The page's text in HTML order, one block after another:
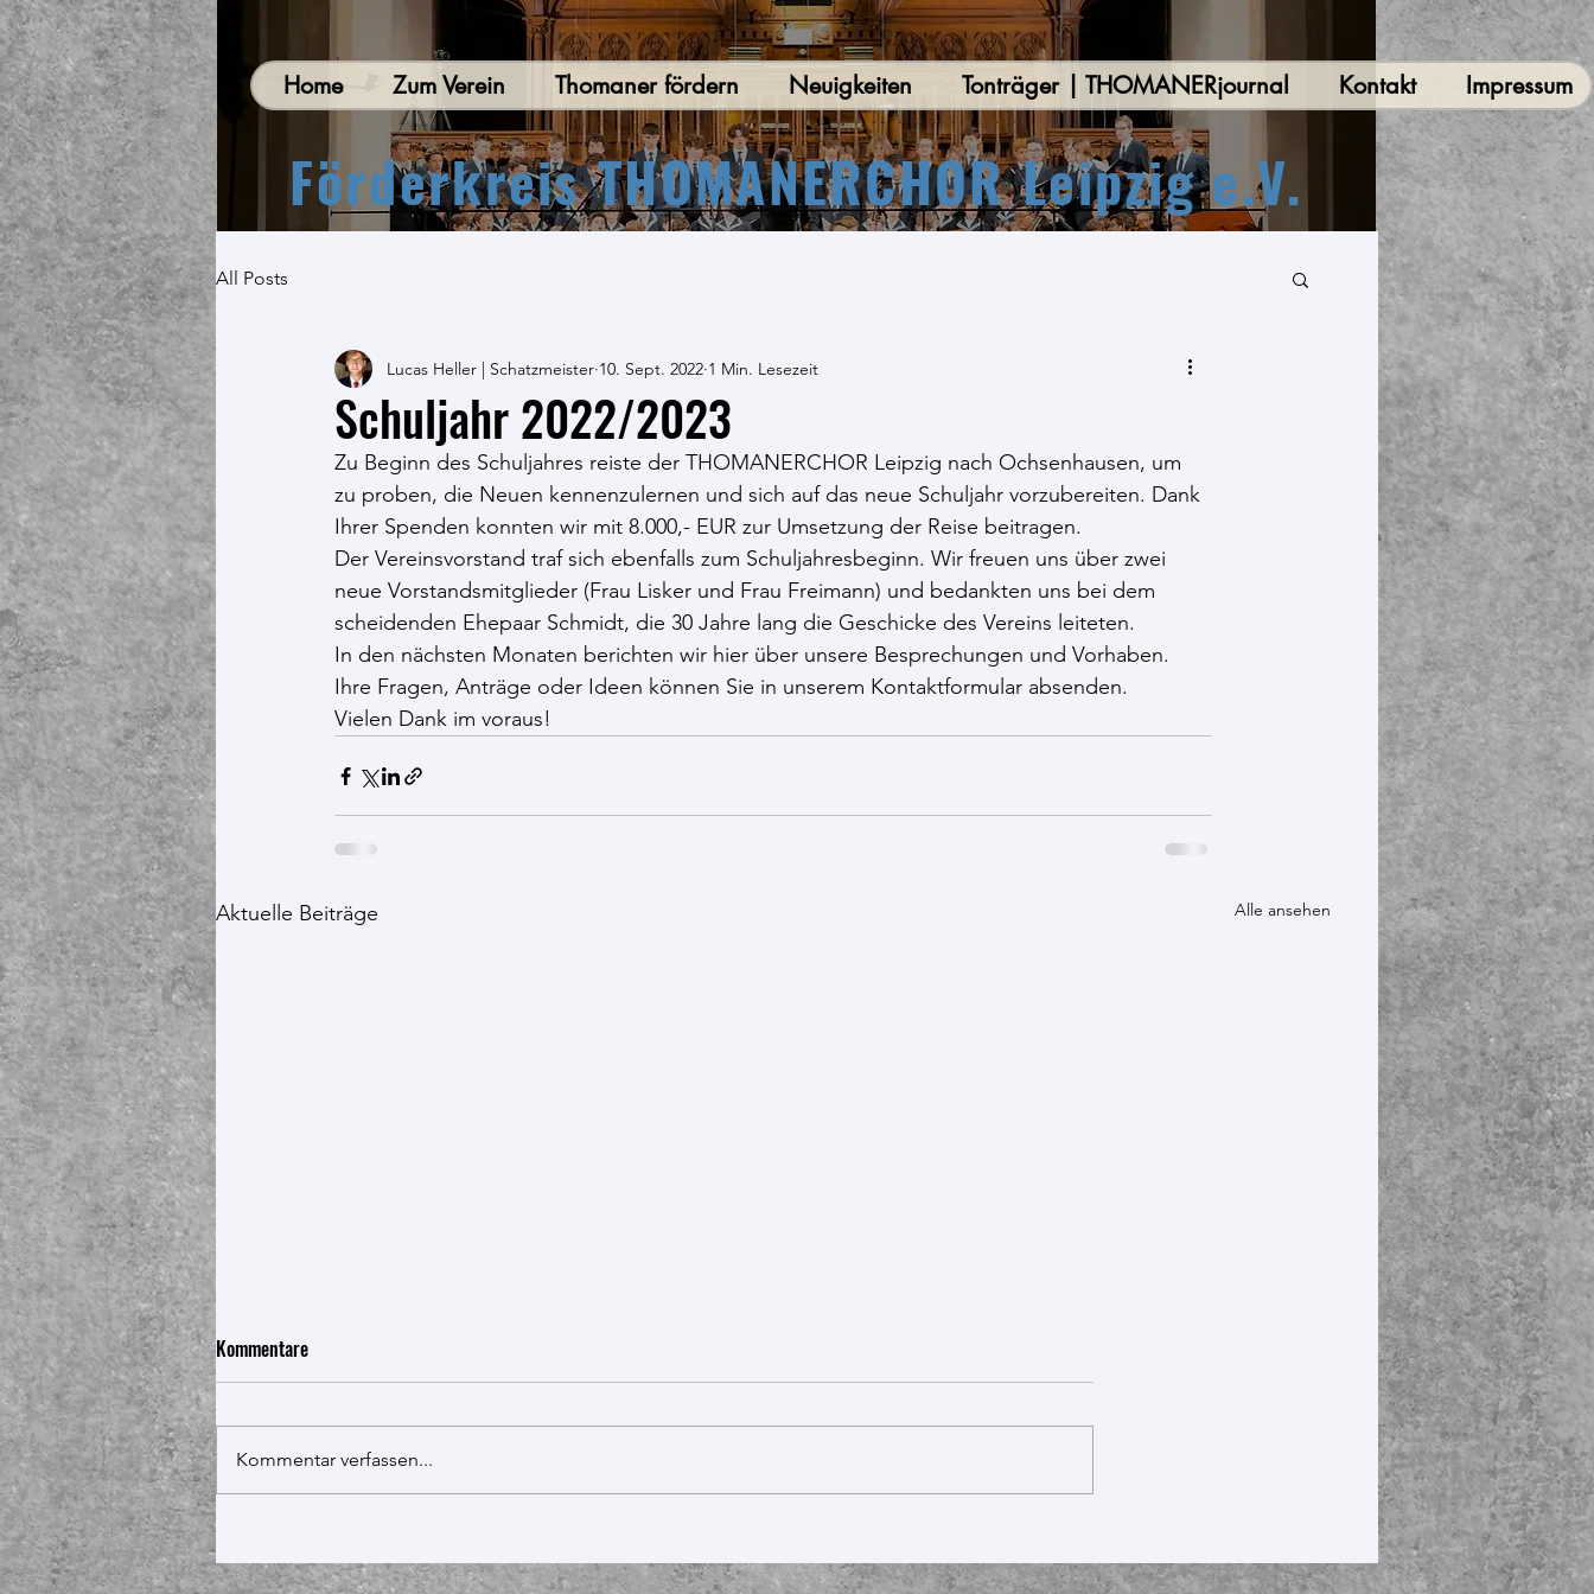
Home Zum Verein Thomaner fördern Neuigkeiten Tonträger | THOMANERjournal Kontakt Impressum
Förderkreis THOMANERCHOR Leipzig e.V.
All Posts
Schuljahr 2022/2023
Lucas Heller | Schatzmeister 10. Sept. 2022 1 Min. Lesezeit
Zu Beginn des Schuljahres reiste der THOMANERCHOR Leipzig nach Ochsenhausen, um
zu proben, die Neuen kennenzulernen und sich auf das neue Schuljahr vorzubereiten. Dank
Ihrer Spenden konnten wir mit 8.000,- EUR zur Umsetzung der Reise beitragen.
Der Vereinsvorstand traf sich ebenfalls zum Schuljahresbeginn. Wir freuen uns über zwei
neue Vorstandsmitglieder (Frau Lisker und Frau Freimann) und bedankten uns bei dem
scheidenden Ehepaar Schmidt, die 30 Jahre lang die Geschicke des Vereins leiteten.
In den nächsten Monaten berichten wir hier über unsere Besprechungen und Vorhaben.
Ihre Fragen, Anträge oder Ideen können Sie in unserem Kontaktformular absenden.
Vielen Dank im voraus!
Aktuelle Beiträge Alle ansehen
Fußball: TC 1212 vs DKC
Thomashaus
Kommentare
Kommentar verfassen...